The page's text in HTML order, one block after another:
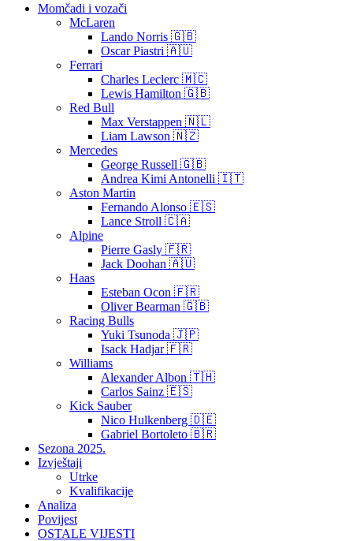
Momčadi i vozači
McLaren
Lando Norris 🇬🇧
Oscar Piastri 🇦🇺
Ferrari
Charles Leclerc 🇲🇨
Lewis Hamilton 🇬🇧
Red Bull
Max Verstappen 🇳🇱
Liam Lawson 🇳🇿
Mercedes
George Russell 🇬🇧
Andrea Kimi Antonelli 🇮🇹
Aston Martin
Fernando Alonso 🇪🇸
Lance Stroll 🇨🇦
Alpine
Pierre Gasly 🇫🇷
Jack Doohan 🇦🇺
Haas
Esteban Ocon 🇫🇷
Oliver Bearman 🇬🇧
Racing Bulls
Yuki Tsunoda 🇯🇵
Isack Hadjar 🇫🇷
Williams
Alexander Albon 🇹🇭
Carlos Sainz 🇪🇸
Kick Sauber
Nico Hulkenberg 🇩🇪
Gabriel Bortoleto 🇧🇷
Sezona 2025.
Izvještaji
Utrke
Kvalifikacije
Analiza
Povijest
OSTALE VIJESTI